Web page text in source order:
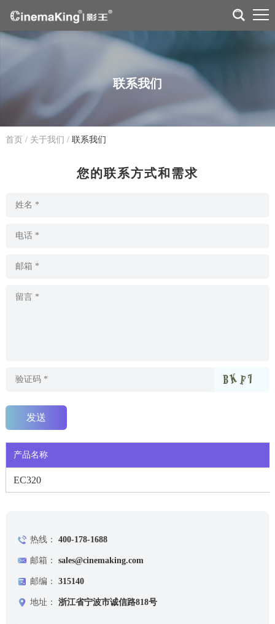
联系我们
首页 / 关于我们 / 联系我们
您的联系方式和需求
产品名称
EC320
热线： 400-178-1688
邮箱： sales@cinemaking.com
邮编： 315140
地址： 浙江省宁波市诚信路818号